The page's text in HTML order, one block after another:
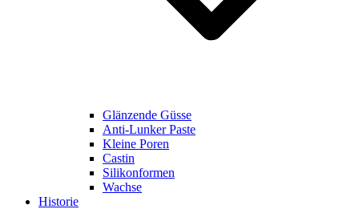
Glänzende Güsse
Anti-Lunker Paste
Kleine Poren
Castin
Silikonformen
Wachse
Historie